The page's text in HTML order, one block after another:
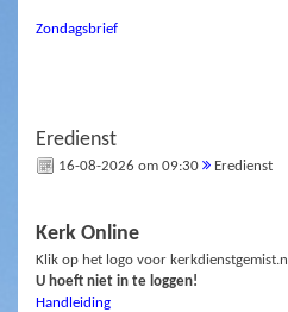
Zondagsbrief
Eredienst
16-08-2026 om 09:30 Eredienst
Kerk Online
Klik op het logo voor kerkdienstgemist.nl
U hoeft niet in te loggen!
Handleiding